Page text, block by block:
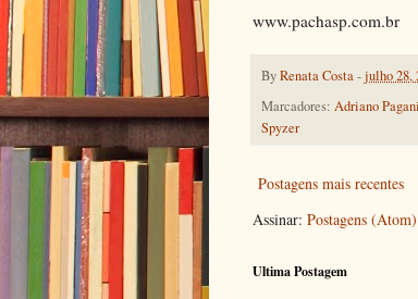
www.pachasp.com.br
ByRenata Costa-julho 28,
Marcadores: Adriano Pagani
Spyzer
Postagens mais recentes
Assinar: Postagens (Atom)
Ultima Postagem